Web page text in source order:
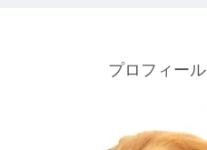
プロフィール